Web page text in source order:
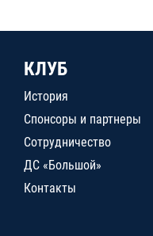
КЛУБ
История
Спонсоры и партнеры
Сотрудничество
ДС «Большой»
Контакты